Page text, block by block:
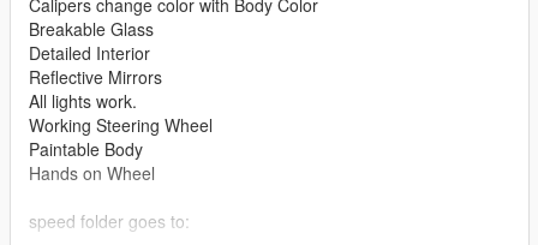
Breakable Glass
Detailed Interior
Reflective Mirrors
All lights work.
Working Steering Wheel
Paintable Body
Hands on Wheel
speed folder goes to: